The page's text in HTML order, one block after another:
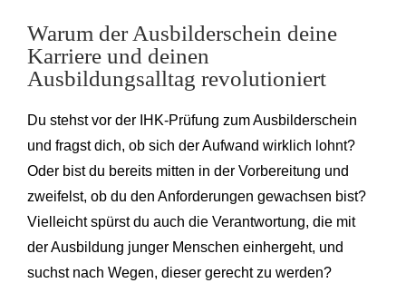
Warum der Ausbilderschein deine
Karriere und deinen
Ausbildungsalltag revolutioniert
Du stehst vor der IHK-Prüfung zum Ausbilderschein
und fragst dich, ob sich der Aufwand wirklich lohnt?
Oder bist du bereits mitten in der Vorbereitung und
zweifelst, ob du den Anforderungen gewachsen bist?
Vielleicht spürst du auch die Verantwortung, die mit
der Ausbildung junger Menschen einhergeht, und
suchst nach Wegen, dieser gerecht zu werden?